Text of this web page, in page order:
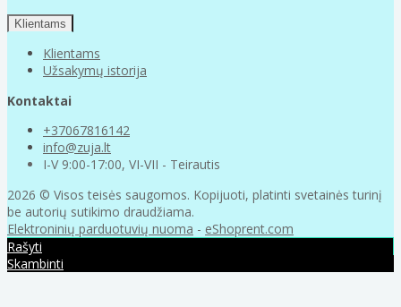
Klientams
Klientams
Užsakymų istorija
Kontaktai
+37067816142
info@zuja.lt
I-V 9:00-17:00, VI-VII - Teirautis
2026 © Visos teisės saugomos. Kopijuoti, platinti svetainės turinį
be autorių sutikimo draudžiama.
Elektroninių parduotuvių nuoma - eShoprent.com
Rašyti
Skambinti